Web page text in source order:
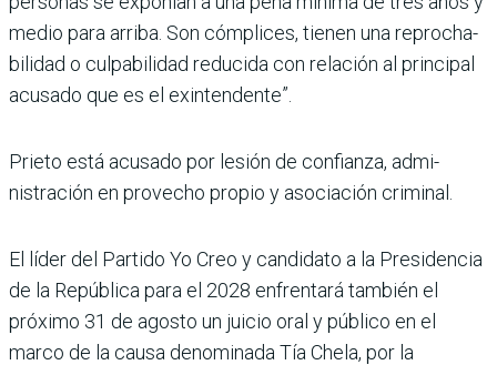
medio para arriba. Son cóm­plices, tienen una reprocha­
bilidad o culpabilidad redu­cida con relación al principal
acusado que es el exinten­dente”.
Prieto está acusado por lesión de confianza, admi­
nistración en provecho pro­pio y asociación criminal.
El líder del Partido Yo Creo y candidato a la Presiden­cia
de la República para el 2028 enfrentará también el
próximo 31 de agosto un jui­cio oral y público en el
marco de la causa denominada Tía Chela, por la